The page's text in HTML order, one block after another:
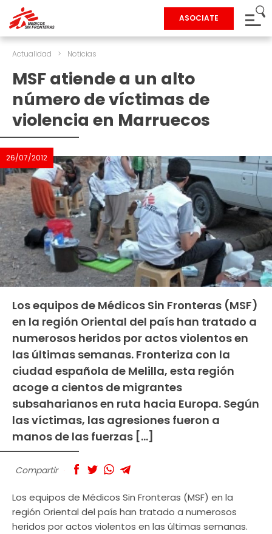
ASOCIATE
Actualidad > Noticias
MSF atiende a un alto
número de víctimas de
violencia en Marruecos
26/07/2012
Los equipos de Médicos Sin Fronteras (MSF)
en la región Oriental del país han tratado a
numerosos heridos por actos violentos en
las últimas semanas. Fronteriza con la
ciudad española de Melilla, esta región
acoge a cientos de migrantes
subsaharianos en ruta hacia Europa. Según
las víctimas, las agresiones fueron a
manos de las fuerzas […]
Compartir
Los equipos de Médicos Sin Fronteras (MSF) en la
región Oriental del país han tratado a numerosos
heridos por actos violentos en las últimas semanas.